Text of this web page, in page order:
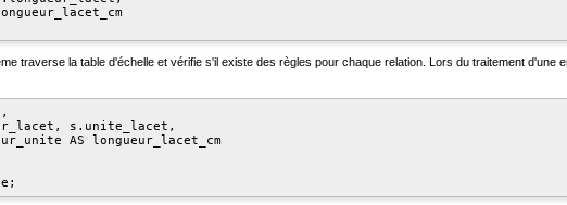
traverse la table d'échelle et vérifie s'il existe des règles pour chaque relation. Lors du traitement d'une
s.unite_lacet,
AS longueur_lacet_cm